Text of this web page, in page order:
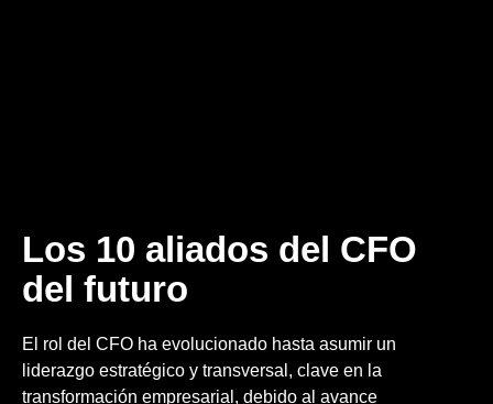
Los 10 aliados del CFO
del futuro
El rol del CFO ha evolucionado hasta asumir un
liderazgo estratégico y transversal, clave en la
transformación empresarial, debido al avance